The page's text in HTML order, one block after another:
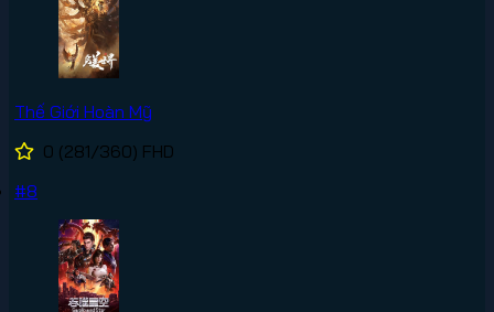
Thế Giới Hoàn Mỹ
0 (281/360) FHD
#8